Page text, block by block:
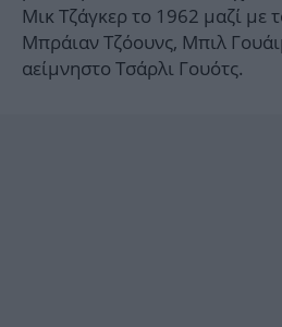
Μικ Τζάγκερ το 1962 μαζί με
Μπράιαν Τζόουνς, Μπιλ
αείμνηστο Τσάρλι Γουότς.